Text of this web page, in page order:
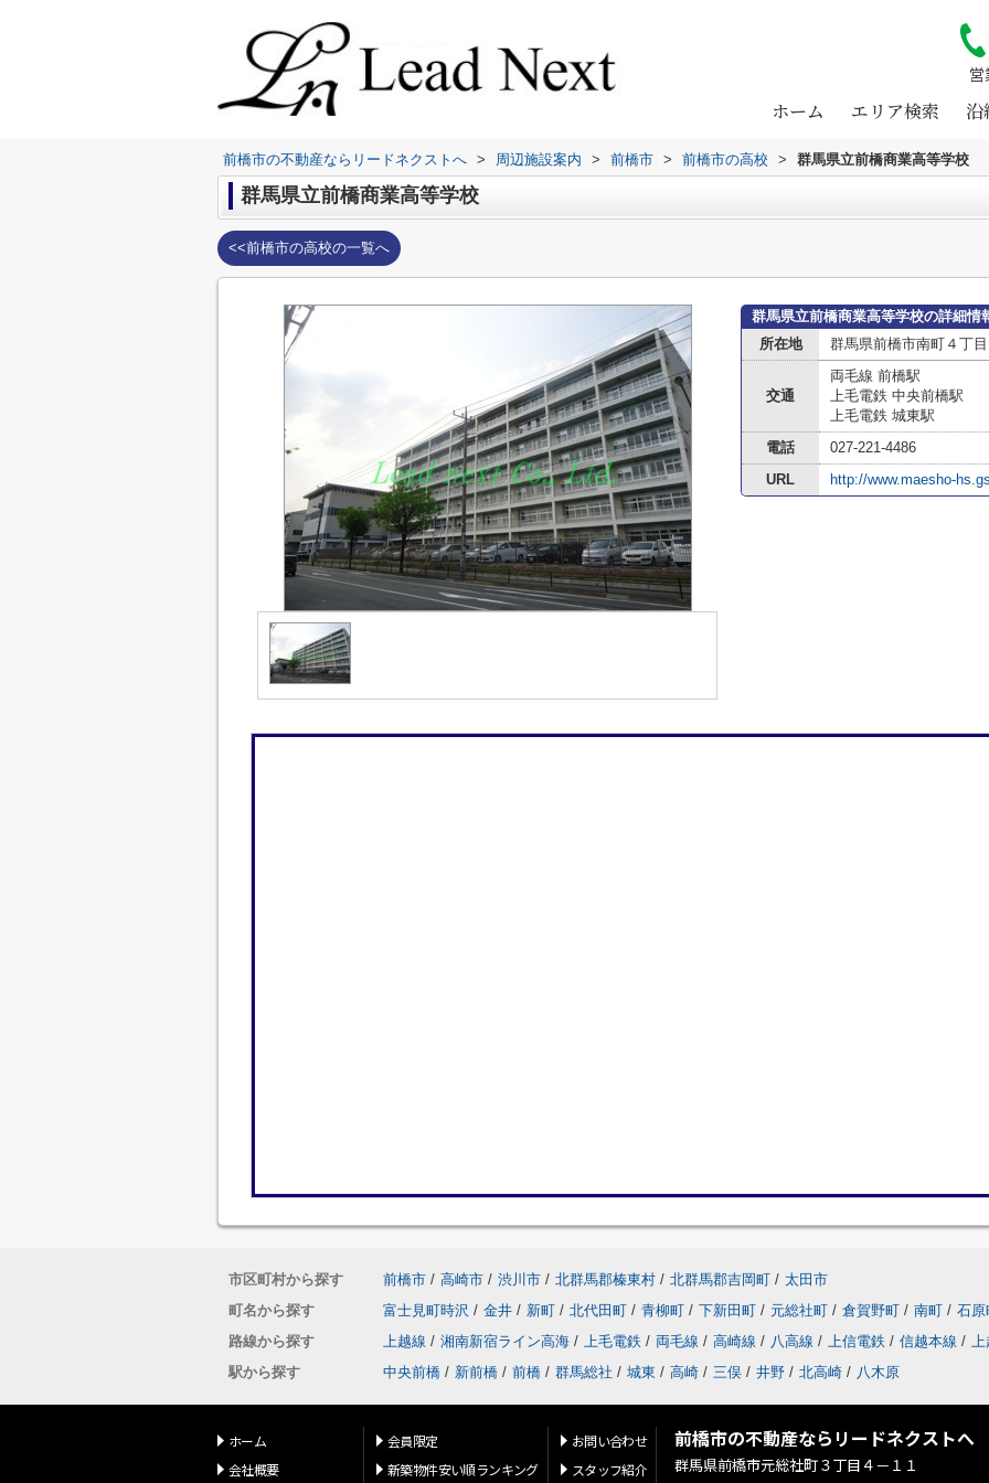
ホーム エリア検索 沿
前橋市の不動産ならリードネクストへ > 周辺施設案内 > 前橋市 > 前橋市の高校 > 群馬県立前橋商業高等学校
群馬県立前橋商業高等学校
<<前橋市の高校の一覧へ
群馬県立前橋商業高等学校の詳細情
所在地
群馬県前橋市南町４丁
交通
両毛線 前橋駅
上毛電鉄 中央前橋駅
上毛電鉄 城東駅
電話
027-221-4486
URL
http://www.maesho-
市区町村から探す 前橋市 / 高崎市 / 渋川市 / 北群馬郡榛東村 / 北群馬郡吉岡町 / 太田市
町名から探す
富士見町時沢 / 金井 / 新町 / 北代田町 / 青柳町 / 下新田町 / 元総社町 / 倉賀野町 / 南町 / 石原
路線から探す
上越線 / 湘南新宿ライン高海 / 上毛電鉄 / 両毛線 / 高崎線 / 八高線 / 上信電鉄 / 信越本線 / 上
駅から探す
中央前橋 / 新前橋 / 前橋 / 群馬総社 / 城東 / 高崎 / 三俣 / 井野 / 北高崎 / 八木原
ホーム
会社概要
会員限定
新築物件安い順ランキング
お問い合わせ
スタッフ紹介
前橋市の不動産ならリードネクストへ
群馬県前橋市元総社町３丁目４－１１